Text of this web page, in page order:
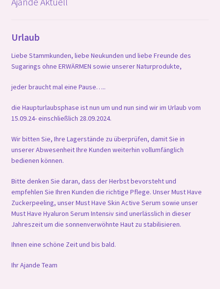
Urlaub
Liebe Stammkunden, liebe Neukunden und liebe Freunde des
Sugarings ohne ERWÄRMEN sowie unserer Naturprodukte,
jeder braucht mal eine Pause…..
die Haupturlaubsphase ist nun um und nun sind wir im Urlaub vom
15.09.24- einschließlich 28.09.2024.
Wir bitten Sie, Ihre Lagerstände zu überprüfen, damit Sie in
unserer Abwesenheit Ihre Kunden weiterhin vollumfänglich
bedienen können.
Bitte denken Sie daran, dass der Herbst bevorsteht und
empfehlen Sie Ihren Kunden die richtige Pflege. Unser Must Have
Zuckerpeeling, unser Must Have Skin Active Serum sowie unser
Must Have Hyaluron Serum Intensiv sind unerlässlich in dieser
Jahreszeit um die sonnenverwöhnte Haut zu stabilisieren.
Ihnen eine schöne Zeit und bis bald.
Ihr Ajande Team